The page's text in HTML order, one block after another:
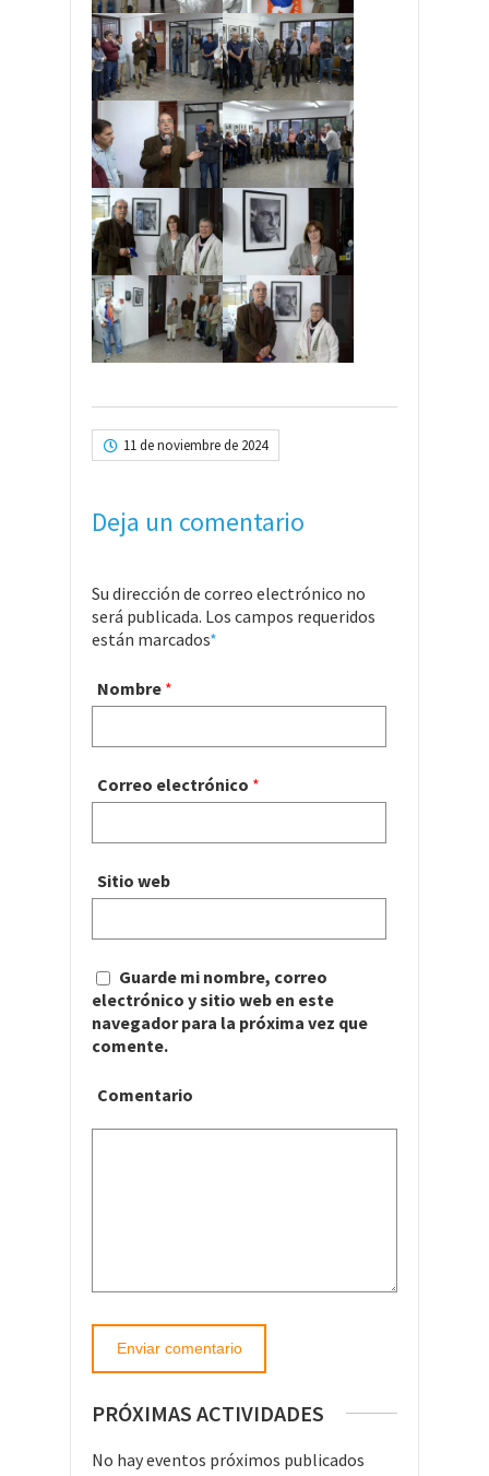
11 de noviembre de 2024
Deja un comentario
Su dirección de correo electrónico no
será publicada. Los campos requeridos
están marcados*
Nombre *
Correo electrónico *
Sitio web
Guarde mi nombre, correo
electrónico y sitio web en este
navegador para la próxima vez que
comente.
Comentario
PRÓXIMAS ACTIVIDADES
No hay eventos próximos publicados